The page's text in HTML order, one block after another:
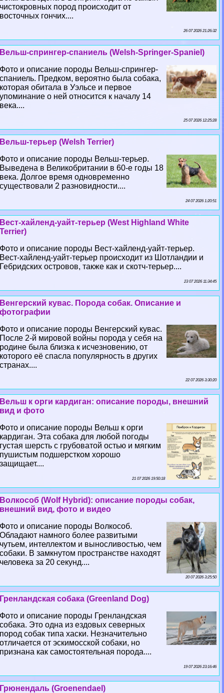
чистокровных пород происходит от
восточных гончих....
26 07 2026 21:26:32
Вельш-спрингер-спаниель (Welsh-Springer-Spaniel)
Фото и описание породы Вельш-спрингер-
спаниель. Предком, вероятно была собака,
которая обитала в Уэльсе и первое
упоминание о ней относится к началу 14
века....
25 07 2026 12:25:28
Вельш-терьер (Welsh Terrier)
Фото и описание породы Вельш-терьер.
Выведена в Великобритании в 60-е годы 18
века. Долгое время одновременно
существовали 2 разновидности....
24 07 2026 1:20:51
Вест-хайленд-уайт-терьер (West Highland White
Terrier)
Фото и описание породы Вест-хайленд-уайт-терьер.
Вест-хайленд-уайт-терьер происходит из Шотландии и
Гебридских островов, также как и скотч-терьер....
23 07 2026 11:34:45
Венгерский кувас. Порода собак. Описание и
фотографии
Фото и описание породы Венгерский кувас.
После 2-й мировой войны порода у себя на
родине была близка к исчезновению, от
которого её спасла популярность в других
странах....
22 07 2026 3:30:20
Вельш к opги кардиган: описание породы, внешний
вид и фото
Фото и описание породы Вельш к opги
кардиган. Эта собака для любой погоды
густая шерсть с грубоватой остью и мягким
пушистым подшерстком хорошо
защищает....
21 07 2026 19:50:18
Волкособ (Wolf Hybrid): описание породы собак,
внешний вид, фото и видео
Фото и описание породы Волкособ.
Обладают намного более развитыми
чутьем, интеллектом и выносливостью, чем
собаки. В замкнутом прострaнcтве находят
человека за 20 секунд....
20 07 2026 3:25:50
Гренландская собака (Greenland Dog)
Фото и описание породы Гренландская
собака. Это одна из ездовых северных
пород собак типа хаски. Незначительно
отличается от эскимосской собаки, но
признана как самостоятельная порода....
19 07 2026 23:16:46
Грюнендаль (Groenendael)